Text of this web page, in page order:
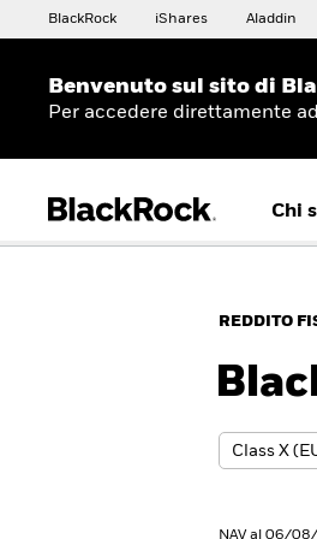
BlackRock iShares Aladdin
Benvenuto sul sito di
Per accedere direttamente
Chi
REDDITO
NAV al 06/